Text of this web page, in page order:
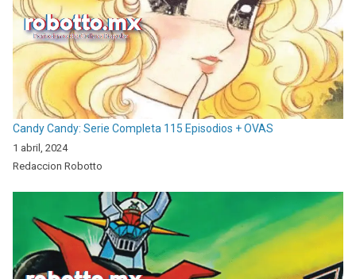
Candy Candy: Serie Completa 115 Episodios + OVAS
1 abril, 2024
Redaccion Robotto